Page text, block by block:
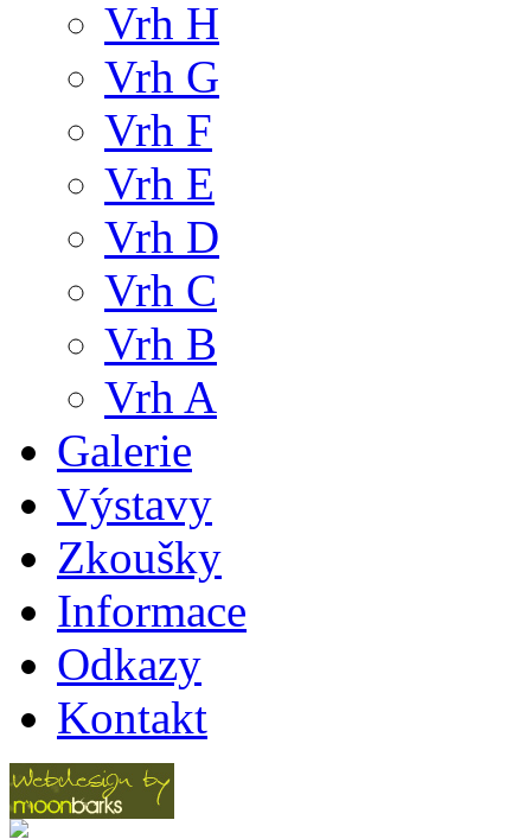
Vrh H
Vrh G
Vrh F
Vrh E
Vrh D
Vrh C
Vrh B
Vrh A
Galerie
Výstavy
Zkoušky
Informace
Odkazy
Kontakt